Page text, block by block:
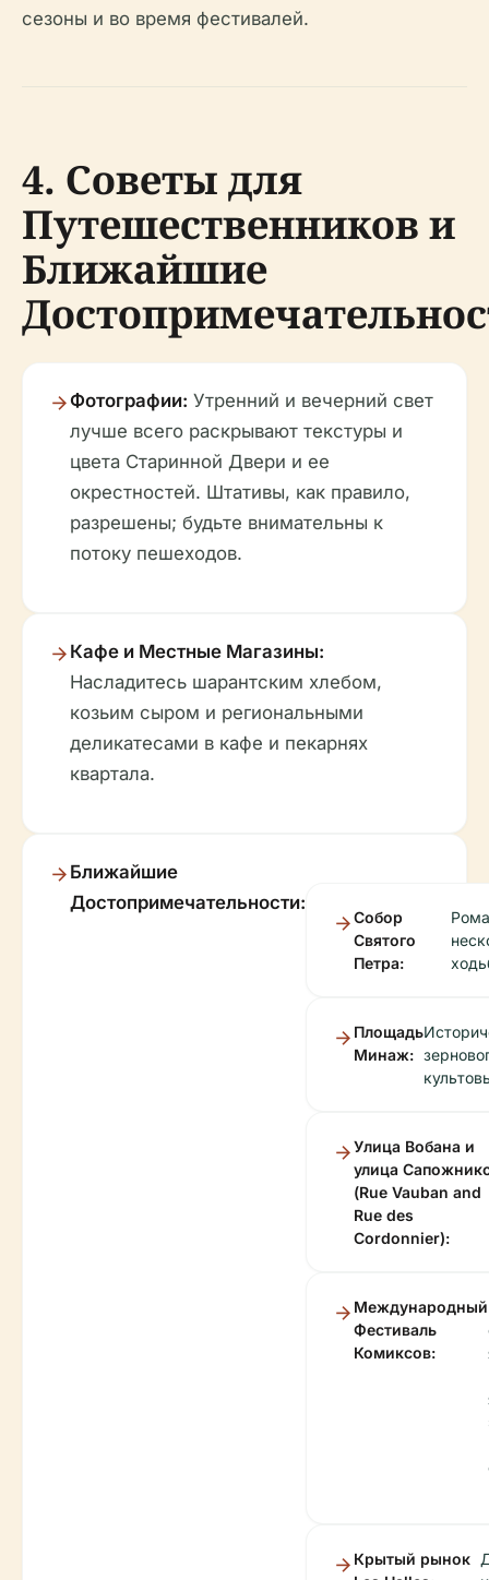
сезоны и во время фестивалей.
4. Советы для
Путешественников и
Ближайшие
Фотографии: Утренний и вечерний свет
лучше всего раскрывают текстуры и
цвета Старинной Двери и ее
окрестностей. Штативы, как правило,
разрешены; будьте внимательны к
потоку пешеходов.
Кафе и Местные Магазины:
Насладитесь шарантским хлебом,
козьим сыром и региональными
деликатесами в кафе и пекарнях
квартала.
Ближайшие
Достопримечательности:
Собор
Святого
Петра:
Площадь
Минаж:
Улица Вобана и
улица
(Rue Vauban and
Rue des
Cordonnier):
Международный
Фестиваль
Комиксов:
Крытый рынок